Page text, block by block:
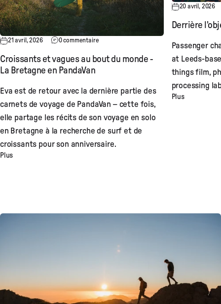
21 avril, 2026 0 commentaire
Croissants et vagues au bout du monde -
La Bretagne en PandaVan
Eva est de retour avec la dernière partie des
carnets de voyage de PandaVan – cette fois,
elle partage les récits de son voyage en solo
en Bretagne à la recherche de surf et de
croissants pour son anniversaire.
Plus
20 avril, 2026
Derrière
Passenger
at Leeds-
things film,
processing
Plus